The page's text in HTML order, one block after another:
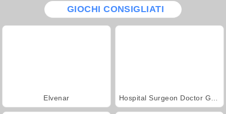
GIOCHI CONSIGLIATI
Elvenar